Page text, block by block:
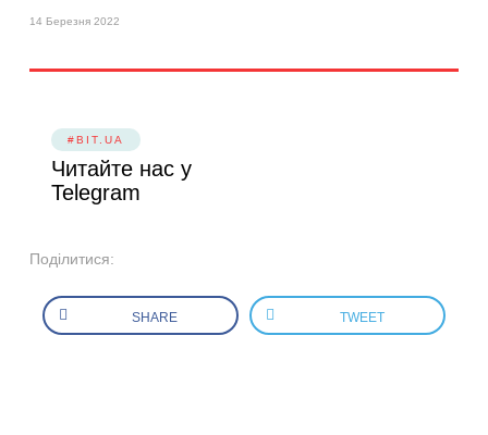
14 Березня 2022
#BIT.UA
Читайте нас у
Telegram
Поділитися:
SHARE TWEET